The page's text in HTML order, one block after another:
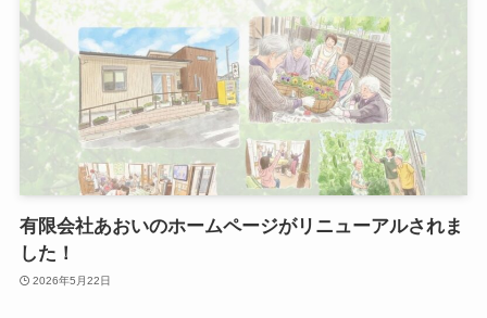
有限会社あおいのホームページがリニューアルされま
した！
2026年5月22日